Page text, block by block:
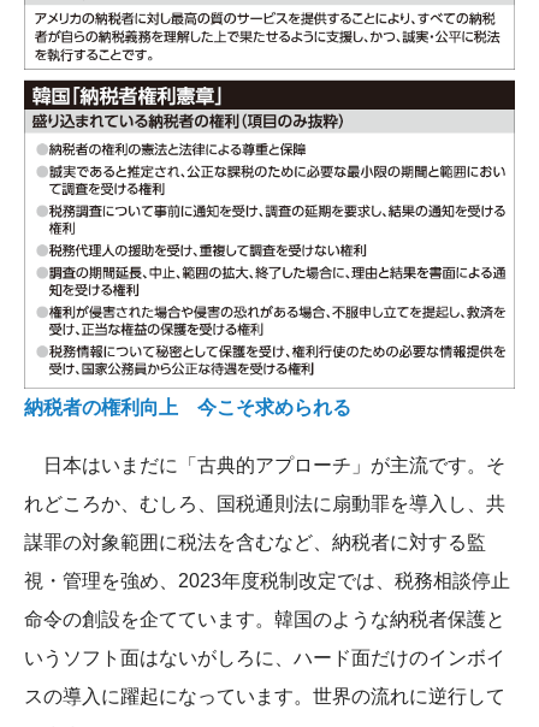
納税者の権利向上 今こそ求められる
日本はいまだに「古典的アプローチ」が主流です。そ
れどころか、むしろ、国税通則法に扇動罪を導入し、共
謀罪の対象範囲に税法を含むなど、納税者に対する監
視・管理を強め、2023年度税制改定では、税務相談停止
命令の創設を企てています。韓国のような納税者保護と
いうソフト面はないがしろに、ハード面だけのインボイ
スの導入に躍起になっています。世界の流れに逆行して